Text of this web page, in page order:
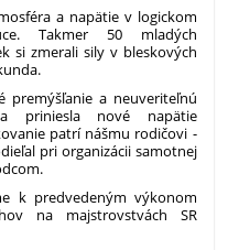
a napätie v logickom
Takmer 50 mladých
si zmerali sily v bleskových
premýšľanie a neuveriteľnú
priniesla nové napätie
patrí nášmu rodičovi -
pri organizácii samotnej
k predvedeným výkonom
na majstrovstvách SR